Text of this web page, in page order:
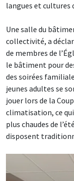
langues et cultures
Une salle du
collectivité, a
de membres de
le bâtiment pour
des soirées
jeunes adultes se
jouer lors de la
climatisation, ce
plus chaudes de
disposent